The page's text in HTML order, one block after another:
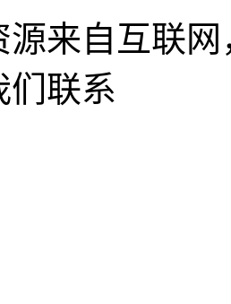
源来自互联
们联系